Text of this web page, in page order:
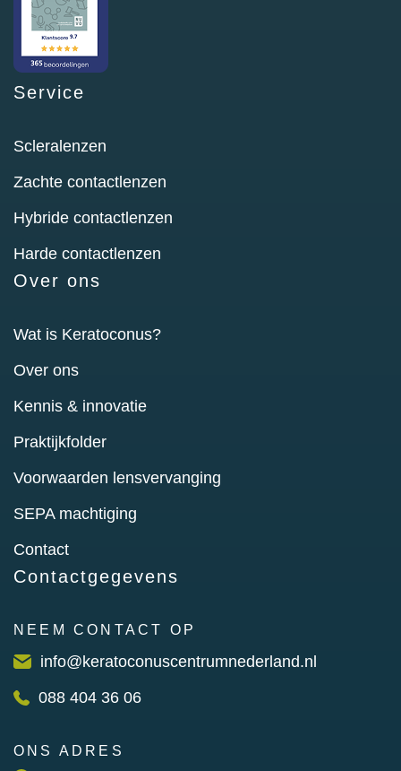
Service
Scleralenzen
Zachte contactlenzen
Hybride contactlenzen
Harde contactlenzen
Over ons
Wat is Keratoconus?
Over ons
Kennis & innovatie
Praktijkfolder
Voorwaarden lensvervanging
SEPA machtiging
Contact
Contactgegevens
NEEM CONTACT OP
info@keratoconuscentrumnederland.nl
088 404 36 06
ONS ADRES